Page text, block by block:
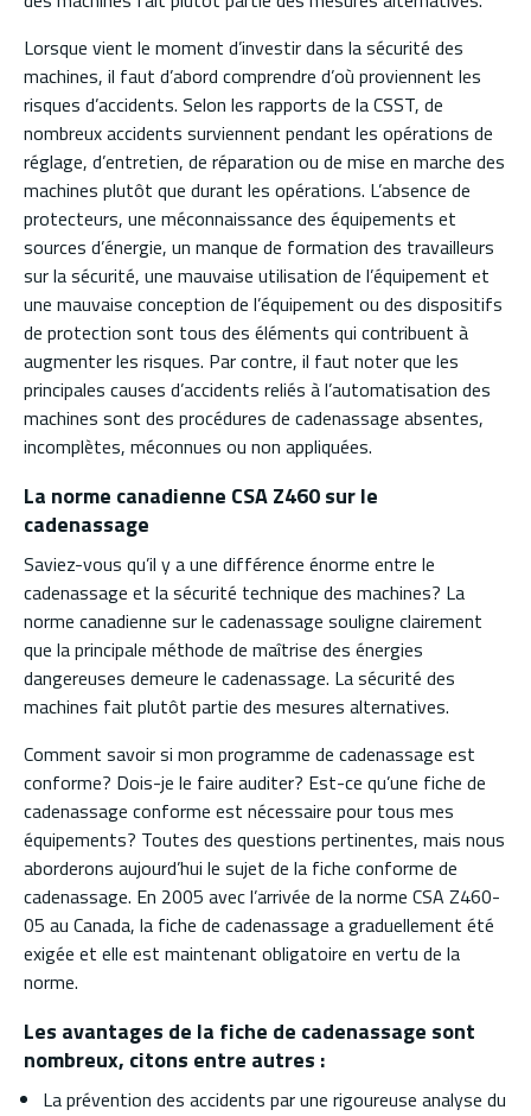
Lorsque vient le moment d’investir dans la sécurité des
machines, il faut d’abord comprendre d’où proviennent les
risques d’accidents. Selon les rapports de la CSST, de
nombreux accidents surviennent pendant les opérations de
réglage, d’entretien, de réparation ou de mise en marche des
machines plutôt que durant les opérations. L’absence de
protecteurs, une méconnaissance des équipements et
sources d’énergie, un manque de formation des travailleurs
sur la sécurité, une mauvaise utilisation de l’équipement et
une mauvaise conception de l’équipement ou des dispositifs
de protection sont tous des éléments qui contribuent à
augmenter les risques. Par contre, il faut noter que les
principales causes d’accidents reliés à l’automatisation des
machines sont des procédures de cadenassage absentes,
incomplètes, méconnues ou non appliquées.
La norme canadienne CSA Z460 sur le
cadenassage
Saviez-vous qu’il y a une différence énorme entre le
cadenassage et la sécurité technique des machines? La
norme canadienne sur le cadenassage souligne clairement
que la principale méthode de maîtrise des énergies
dangereuses demeure le cadenassage. La sécurité des
machines fait plutôt partie des mesures alternatives.
Comment savoir si mon programme de cadenassage est
conforme? Dois-je le faire auditer? Est-ce qu’une fiche de
cadenassage conforme est nécessaire pour tous mes
équipements? Toutes des questions pertinentes, mais nous
aborderons aujourd’hui le sujet de la fiche conforme de
cadenassage. En 2005 avec l’arrivée de la norme CSA Z460-
05 au Canada, la fiche de cadenassage a graduellement été
exigée et elle est maintenant obligatoire en vertu de la
norme.
Les avantages de la fiche de cadenassage sont
nombreux, citons entre autres :
La prévention des accidents par une rigoureuse analyse du